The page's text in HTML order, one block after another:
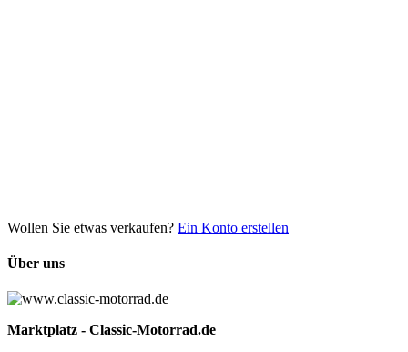
Wollen Sie etwas verkaufen? Ein Konto erstellen
Über uns
Marktplatz - Classic-Motorrad.de